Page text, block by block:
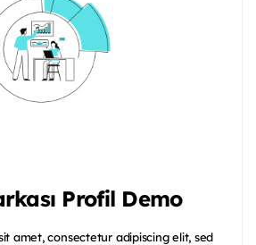
Profil Demo
amet, consectetur adipiscing elit, sed